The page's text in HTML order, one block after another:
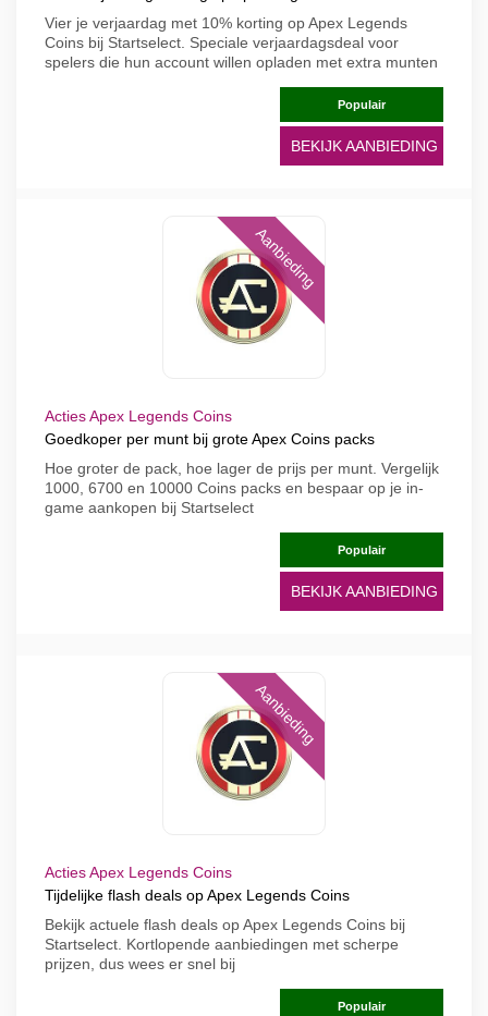
Vier je verjaardag met 10% korting op Apex Legends
Coins bij Startselect. Speciale verjaardagsdeal voor
spelers die hun account willen opladen met extra munten
Populair
BEKIJK AANBIEDING
Aanbieding
Acties Apex Legends Coins
Goedkoper per munt bij grote Apex Coins packs
Hoe groter de pack, hoe lager de prijs per munt. Vergelijk
1000, 6700 en 10000 Coins packs en bespaar op je in-
game aankopen bij Startselect
Populair
BEKIJK AANBIEDING
Aanbieding
Acties Apex Legends Coins
Tijdelijke flash deals op Apex Legends Coins
Bekijk actuele flash deals op Apex Legends Coins bij
Startselect. Kortlopende aanbiedingen met scherpe
prijzen, dus wees er snel bij
Populair